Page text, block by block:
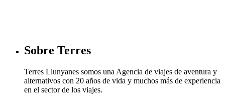
Sobre Terres
Terres Llunyanes somos una Agencia de viajes de aventura y
alternativos con 20 años de vida y muchos más de experiencia
en el sector de los viajes.